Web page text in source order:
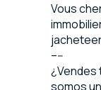
Vous
–--
¿Vendes
somos